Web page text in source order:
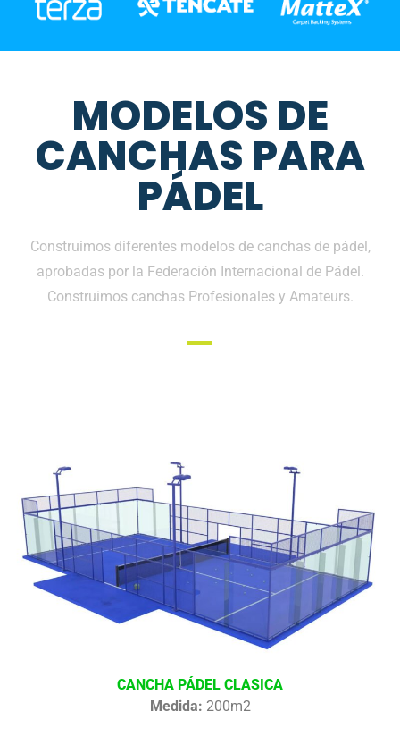
MODELOS DE
CANCHAS PARA
PÁDEL
Construimos diferentes modelos de canchas de pádel,
aprobadas por la Federación Internacional de Pádel.
Construimos canchas Profesionales y Amateurs.
CANCHA PÁDEL CLASICA
Medida: 200m2